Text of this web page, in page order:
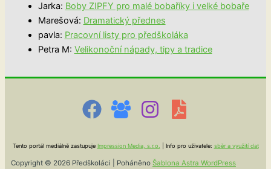
Jarka: Boby ZIPFY pro malé bobaříky i velké bobaře
Marešová: Dramatický přednes
pavla: Pracovní listy pro předškoláka
Petra M: Velikonoční nápady, tipy a tradice
Tento portál mediálně zastupuje Impression Media, s.r.o. | Info pro uživatele: sběr a využití dat
Copyright © 2026 Předškoláci | Poháněno Šablona Astra WordPress